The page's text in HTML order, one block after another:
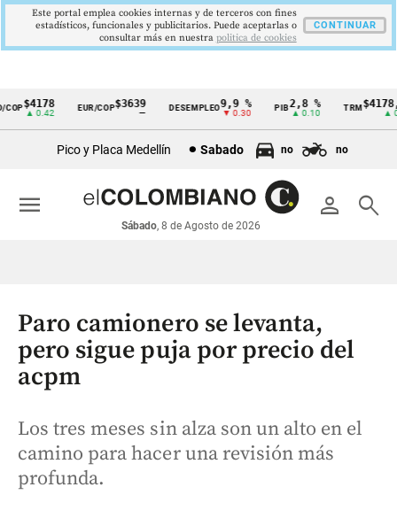
Cintillo
económicos
Colombia
$4178
▲ 0.42
EUR/COP$3639 DESEMPLEO 9,9 %
▼ 0.30
2,8 %
▲ 0.10
TRM
▲
Pico y Placa Medellín Sabado no no
person search
Sábado, 8 de Agosto de 2026
menu
Paro camionero se levanta,
pero sigue puja por precio del
acpm
Los tres meses sin alza son un alto en el
camino para hacer una revisión más
profunda.
Este portal emplea cookies internas y de terceros con fines
estadísticos, funcionales y publicitarios. Puede aceptarlas o
consultar más en nuestra politica de cookies
CONTINUAR